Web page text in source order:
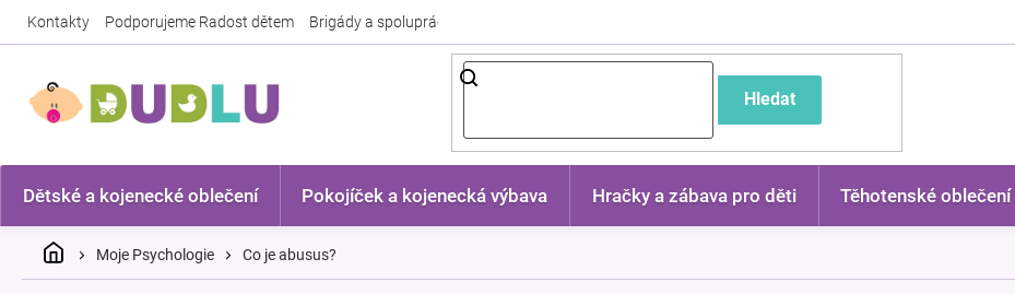
Kontakty Podporujeme Radost dětem Brigády a spolupráce
Hledat
Dětské a kojenecké oblečení Pokojíček a kojenecká výbava Hračky a zábava pro děti Těhotenské oblečení
DomůMoje Psychologie Co je abusus?